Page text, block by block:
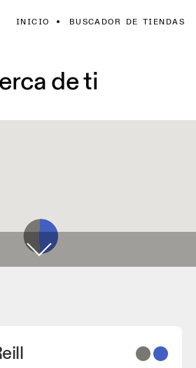
INICIO BUSCADOR DE TIENDAS
de ti